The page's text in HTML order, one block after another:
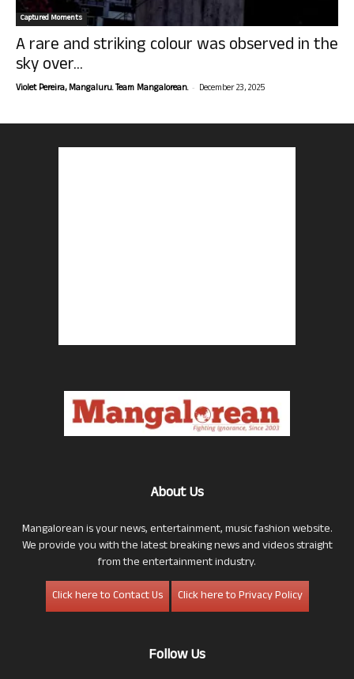
Captured Moments
A rare and striking colour was observed in the
sky over...
Violet Pereira, Mangaluru. Team Mangalorean. - December 23, 2025
About Us
Mangalorean is your news, entertainment, music fashion website.
We provide you with the latest breaking news and videos straight
from the entertainment industry.
Click here to Contact Us
Click here to Privacy Policy
Follow Us